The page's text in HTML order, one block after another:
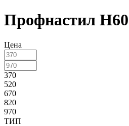
Профнастил Н60
Цена
370
520
670
820
970
ТИП